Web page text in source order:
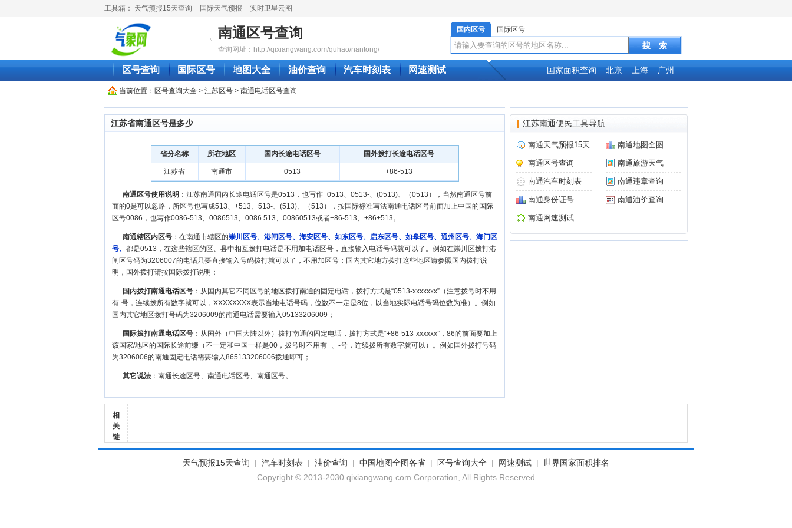
工具箱： 天气预报15天查询 国际天气预报 实时卫星云图
南通区号查询
查询网址：http://qixiangwang.com/quhao/nantong/
国内区号 国际区号
区号查询 国际区号 地图大全 油价查询 汽车时刻表 网速测试 国家面积查询 北京 上海 广州
当前位置： 区号查询大全 > 江苏区号 > 南通电话区号查询
江苏省南通区号是多少
省分名称 所在地区 国内长途电话区号 国外拨打长途电话区号
江苏省 南通市 0513 +86-513
南通区号使用说明 ：江苏南通国内长途电话区号是0513，也写作+0513、0513-、(0513)、（0513），当然南通区号前
面的0是可以忽略，所区号也写成513、+513、513-、(513)、（513），按国际标准写法南通电话区号前面加上中国的国际
区号0086，也写作0086-513、0086513、0086 513、00860513或者+86-513、+86+513。
南通辖区内区号 ：在南通市辖区的崇川区号、 港闸区号、 海安区号、 如东区号、 启东区号、 如皋区号、 通州区号、 海门区
号、 都是0513，在这些辖区的区、县中相互拨打电话是不用加电话区号，直接输入电话号码就可以了。例如在崇川区拨打港
闸区号码为3206007的电话只要直接输入号码拨打就可以了，不用加区号；国内其它地方拨打这些地区请参照国内拨打说
明，国外拨打请按国际拨打说明；
国内拨打南通电话区号 ：从国内其它不同区号的地区拨打南通的固定电话，拨打方式是“0513-xxxxxxx”（注意拨号时不用
有-号，连续拨所有数字就可以，XXXXXXXX表示当地电话号码，位数不一定是8位，以当地实际电话号码位数为准）。例如
国内其它地区拨打号码为3206009的南通电话需要输入05133206009；
国际拨打南通电话区号 ：从国外（中国大陆以外）拨打南通的固定电话，拨打方式是“+86-513-xxxxxx”，86的前面要加上
该国家/地区的国际长途前缀（不一定和中国一样是00，拨号时不用有+、-号，连续拨所有数字就可以）。例如国外拨打号码
为3206006的南通固定电话需要输入865133206006拨通即可；
其它说法 ：南通长途区号、南通电话区号、南通区号。
江苏南通便民工具导航
南通天气预报15天 南通地图全图
南通区号查询 南通旅游天气
南通汽车时刻表 南通违章查询
南通身份证号 南通油价查询
南通网速测试
相
关
链
天气预报15天查询 | 汽车时刻表 | 油价查询 | 中国地图全图各省 | 区号查询大全 | 网速测试 | 世界国家面积排名
Copyright © 2013-2030 qixiangwang.com Corporation, All Rights Reserved